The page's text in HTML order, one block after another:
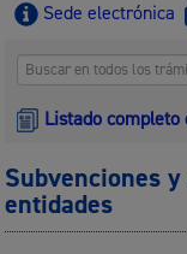
Sede electrónica
Listado completo
Subvenciones
entidades